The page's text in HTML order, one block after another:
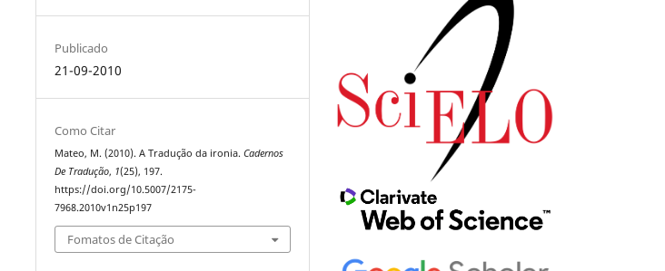
Publicado
21-09-2010
Como Citar
Mateo, M. (2010). A Tradução da ironia.Cadernos
De Tradução, 1(25), 197.
https://doi.org/10.5007/2175-
7968.2010v1n25p197
Fomatos de Citação